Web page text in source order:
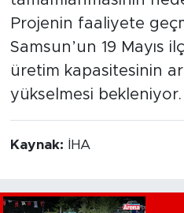
Projenin faaliyete
Samsun’un 19 Mayıs
üretim kapasitesinin
yükselmesi bekleniyor.
Kaynak: İHA